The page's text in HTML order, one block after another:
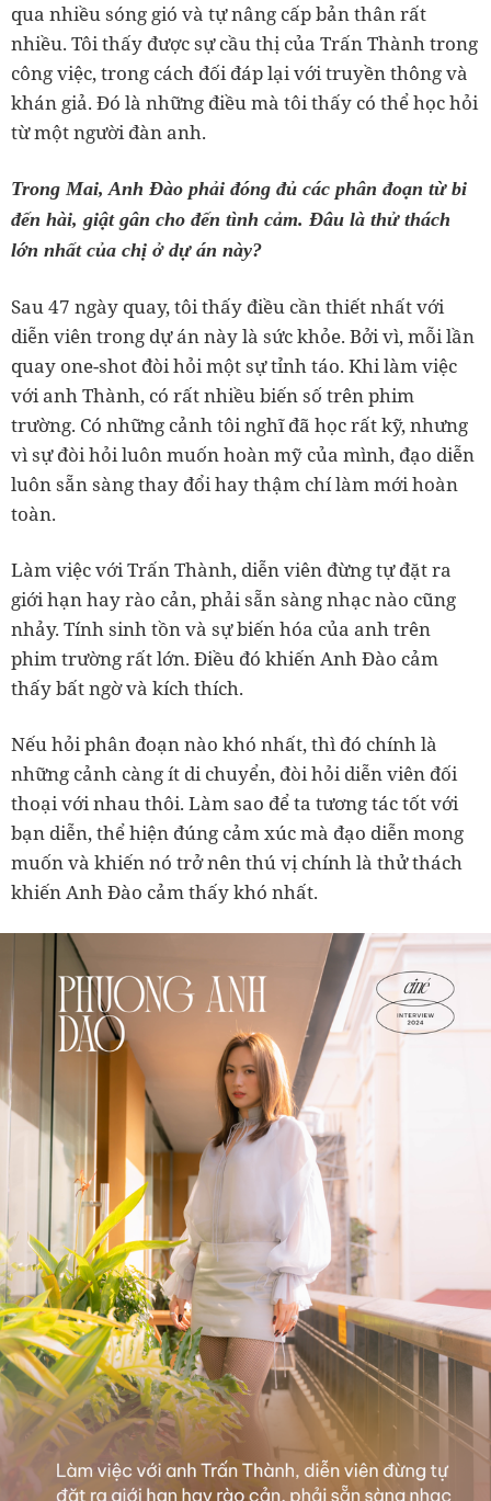
qua nhiều sóng gió và tự nâng cấp bản thân rất
nhiều. Tôi thấy được sự cầu thị của Trấn Thành trong
công việc, trong cách đối đáp lại với truyền thông và
khán giả. Đó là những điều mà tôi thấy có thể học hỏi
từ một người đàn anh.
Trong Mai, Anh Đào phải đóng đủ các phân đoạn từ bi
đến hài, giật gân cho đến tình cảm. Đâu là thử thách
lớn nhất của chị ở dự án này?
Sau 47 ngày quay, tôi thấy điều cần thiết nhất với
diễn viên trong dự án này là sức khỏe. Bởi vì, mỗi lần
quay one-shot đòi hỏi một sự tỉnh táo. Khi làm việc
với anh Thành, có rất nhiều biến số trên phim
trường. Có những cảnh tôi nghĩ đã học rất kỹ, nhưng
vì sự đòi hỏi luôn muốn hoàn mỹ của mình, đạo diễn
luôn sẵn sàng thay đổi hay thậm chí làm mới hoàn
toàn.
Làm việc với Trấn Thành, diễn viên đừng tự đặt ra
giới hạn hay rào cản, phải sẵn sàng nhạc nào cũng
nhảy. Tính sinh tồn và sự biến hóa của anh trên
phim trường rất lớn. Điều đó khiến Anh Đào cảm
thấy bất ngờ và kích thích.
Nếu hỏi phân đoạn nào khó nhất, thì đó chính là
những cảnh càng ít di chuyển, đòi hỏi diễn viên đối
thoại với nhau thôi. Làm sao để ta tương tác tốt với
bạn diễn, thể hiện đúng cảm xúc mà đạo diễn mong
muốn và khiến nó trở nên thú vị chính là thử thách
khiến Anh Đào cảm thấy khó nhất.